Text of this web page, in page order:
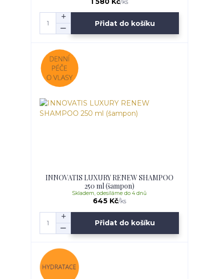
/ks
Přidat do košíku
INNOVATIS LUXURY RENEW SHAMPOO
250 ml (šampon)
645 Kč/ks
Skladem, odesíláme do 4 dnů
Přidat do košíku